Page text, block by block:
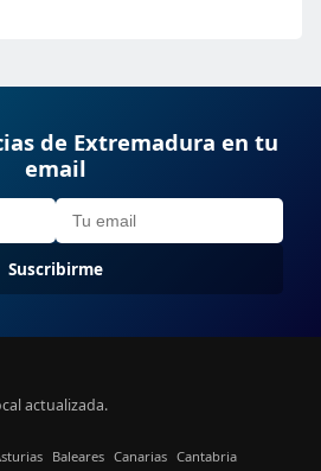
de Extremadura en tu
email
Suscribirme
actualizada.
Baleares Canarias Cantabria